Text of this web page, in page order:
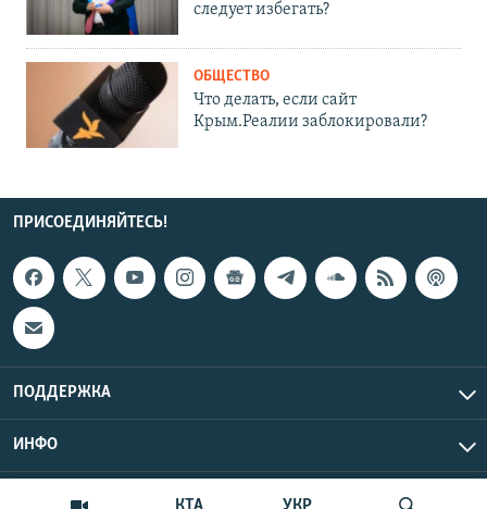
следует избегать?
ОБЩЕСТВО
Что делать, если сайт
Крым.Реалии заблокировали?
ПРИСОЕДИНЯЙТЕСЬ!
ПОДДЕРЖКА
ИНФО
Copyright Крым.Реалии, 2026 | Все права защищены.
UTC+3